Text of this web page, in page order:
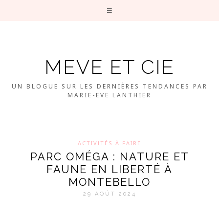
MEVE ET CIE
UN BLOGUE SUR LES DERNIÈRES TENDANCES PAR
MARIE-EVE LANTHIER
ACTIVITÉS À FAIRE
PARC OMÉGA : NATURE ET
FAUNE EN LIBERTÉ À
MONTEBELLO
29 AOÛT 2024